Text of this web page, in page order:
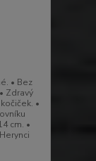
• Bez
Zdravý
•
cm. •